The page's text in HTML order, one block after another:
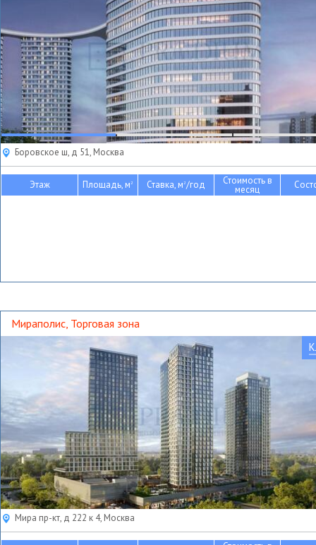
Боровское ш, д 51, Москва
Этаж Площадь, м2 Ставка, м2/год Стоимость в
месяц
Мираполис, Торговая зона
Мира пр-кт, д 222 к 4, Москва